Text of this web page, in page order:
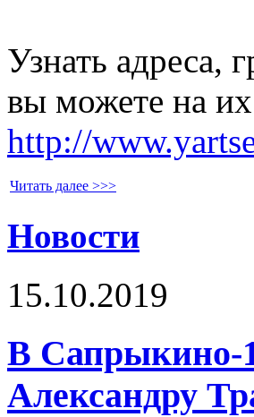
Узнать адреса,
вы можете на
http://
Читать далее >>>
Новости
15.10.2019
В Сапрыкино-
Александру